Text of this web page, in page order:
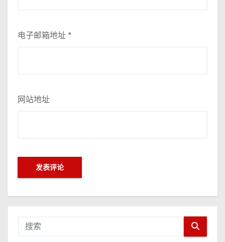
电子邮箱地址 *
网站地址